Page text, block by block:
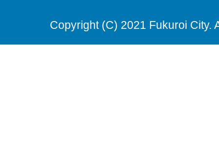
Copyright (C) 2021 Fukuroi City.